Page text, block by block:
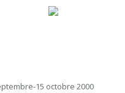
15 octobre 2000